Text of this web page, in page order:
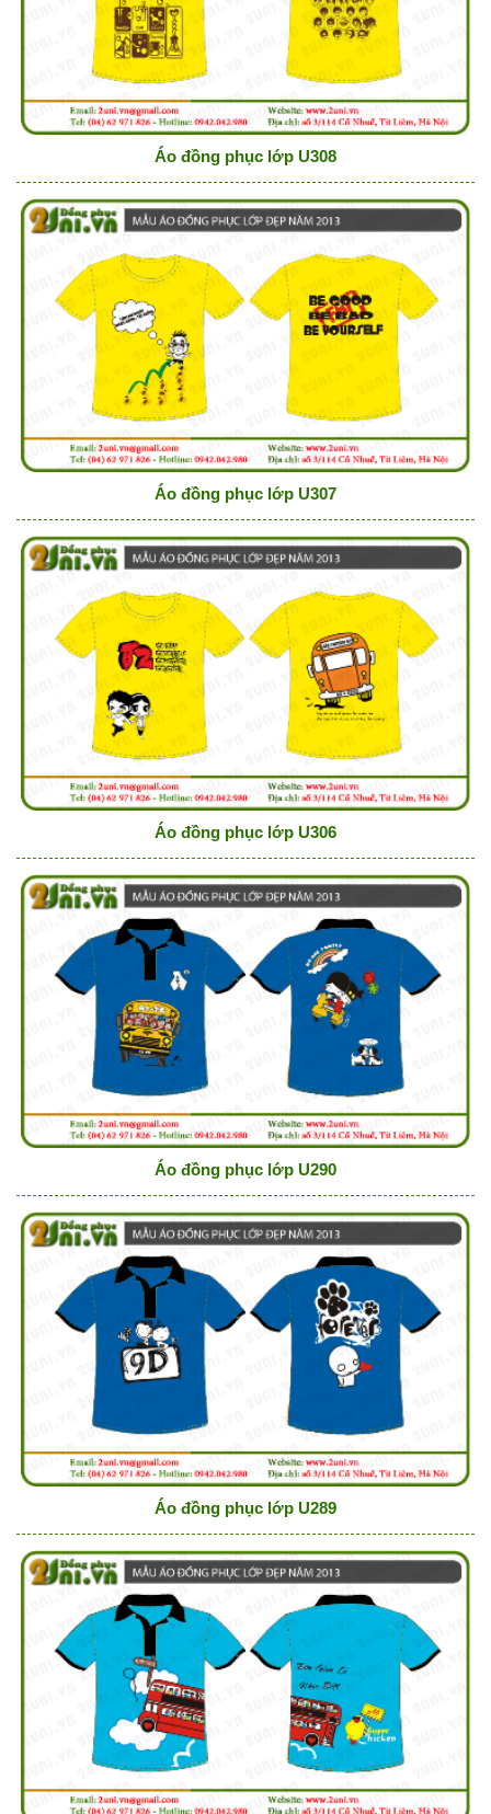
Áo đồng phục lớp U308
Áo đồng phục lớp U307
Áo đồng phục lớp U306
Áo đồng phục lớp U290
Áo đồng phục lớp U289